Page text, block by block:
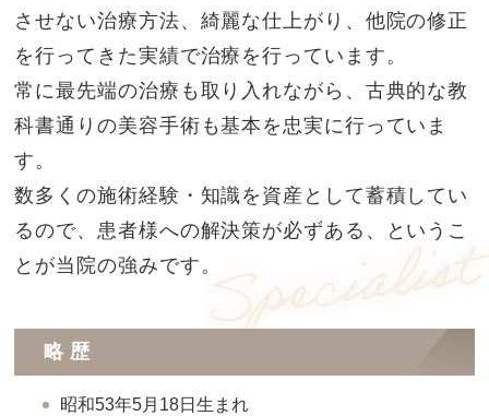
させない治療方法、綺麗な仕上がり、他院の修正
を行ってきた実績で治療を行っています。
常に最先端の治療も取り入れながら、古典的な教
科書通りの美容手術も基本を忠実に行っていま
す。
数多くの施術経験・知識を資産として蓄積してい
るので、患者様への解決策が必ずある、というこ
とが当院の強みです。
略歴
昭和53年5月18日生まれ